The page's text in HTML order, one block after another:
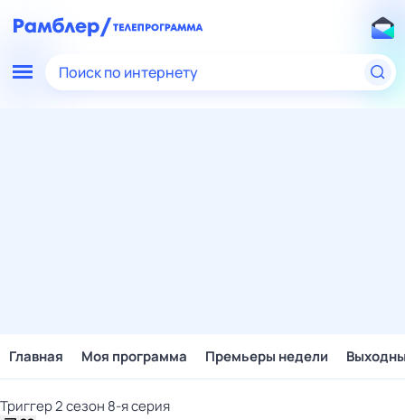
Поиск по интернету
Главная Моя программа Премьеры недели
Триггер 2 сезон 8-я серия